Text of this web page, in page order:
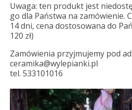
Uwaga: ten produkt jest
go dla Państwa na zamówienie.
14 dni, cena dostosowana do
120 zł)
Zamówienia przyjmujemy pod
ceramika@wylepianki.pl
tel. 533101016